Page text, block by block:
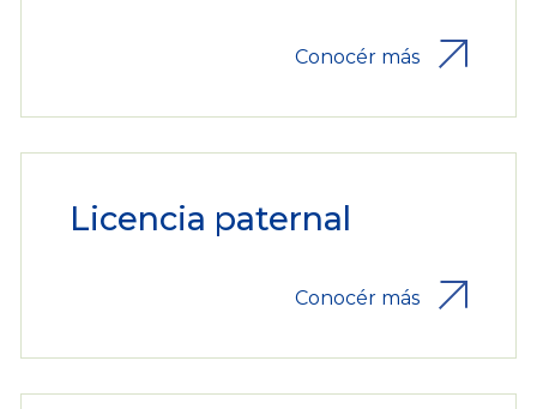
Conocér más
Licencia paternal
Conocér más